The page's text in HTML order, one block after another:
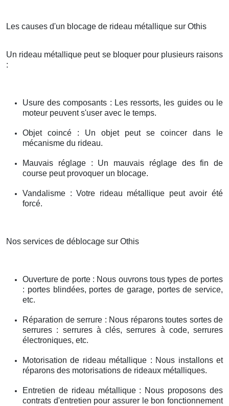
Les causes d'un blocage de rideau métallique sur Othis
Un rideau métallique peut se bloquer pour plusieurs raisons
:
Usure des composants : Les ressorts, les guides ou le
moteur peuvent s'user avec le temps.
Objet coincé : Un objet peut se coincer dans le
mécanisme du rideau.
Mauvais réglage : Un mauvais réglage des fin de
course peut provoquer un blocage.
Vandalisme : Votre rideau métallique peut avoir été
forcé.
Nos services de déblocage sur Othis
Ouverture de porte : Nous ouvrons tous types de portes
: portes blindées, portes de garage, portes de service,
etc.
Réparation de serrure : Nous réparons toutes sortes de
serrures : serrures à clés, serrures à code, serrures
électroniques, etc.
Motorisation de rideau métallique : Nous installons et
réparons des motorisations de rideaux métalliques.
Entretien de rideau métallique : Nous proposons des
contrats d'entretien pour assurer le bon fonctionnement